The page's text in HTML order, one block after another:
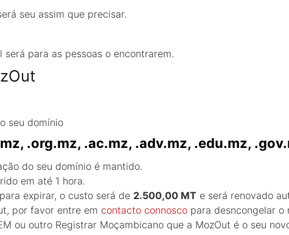
seu assim que precisar.
para as pessoas o encontrarem.
seu domínio
.org.mz, .ac.mz, .adv.mz, .edu.mz,
do seu domínio é mantido.
em até 1 hora.
expirar, o custo será de 2.500,00 MT e será renovado
por favor entre em contacto connosco para desncongelar o
ou outro Registrar Moçambicano que a MozOut é o seu